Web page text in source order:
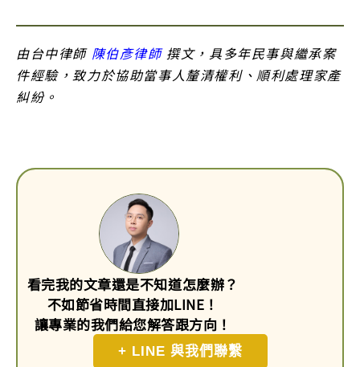
由台中律師 陳伯彥律師撰文，具多年民事與繼承案
件經驗，致力於協助當事人釐清權利、順利處理家產
糾紛。
看完我的文章還是不知道怎麼辦？
不如節省時間直接加LINE！
讓專業的我們給您解答跟方向！
+ LINE 與我們聯繫